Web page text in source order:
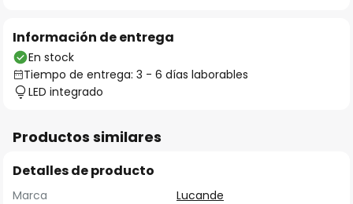
Información de entrega
En stock
Tiempo de entrega: 3 - 6 días laborables
LED integrado
Productos similares
Detalles de producto
Marca
Lucande